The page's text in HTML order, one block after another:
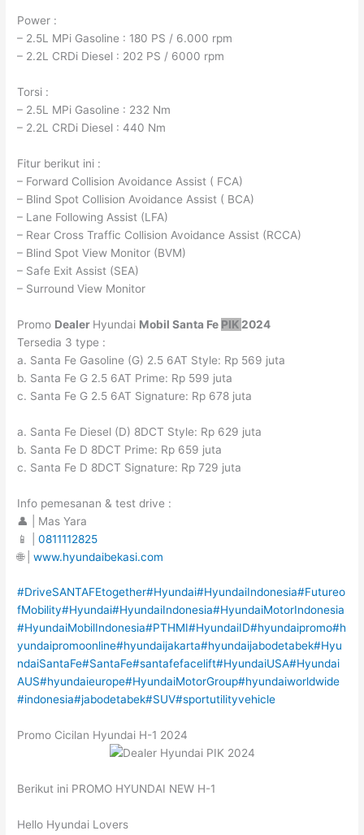
Power :
– 2.5L MPi Gasoline : 180 PS / 6.000 rpm
– 2.2L CRDi Diesel : 202 PS / 6000 rpm
Torsi :
– 2.5L MPi Gasoline : 232 Nm
– 2.2L CRDi Diesel : 440 Nm
Fitur berikut ini :
– Forward Collision Avoidance Assist ( FCA)
– Blind Spot Collision Avoidance Assist ( BCA)
– Lane Following Assist (LFA)
– Rear Cross Traffic Collision Avoidance Assist (RCCA)
– Blind Spot View Monitor (BVM)
– Safe Exit Assist (SEA)
– Surround View Monitor
Promo Dealer Hyundai Mobil Santa Fe PIK 2024
Tersedia 3 type :
a. Santa Fe Gasoline (G) 2.5 6AT Style: Rp 569 juta
b. Santa Fe G 2.5 6AT Prime: Rp 599 juta
c. Santa Fe G 2.5 6AT Signature: Rp 678 juta
a. Santa Fe Diesel (D) 8DCT Style: Rp 629 juta
b. Santa Fe D 8DCT Prime: Rp 659 juta
c. Santa Fe D 8DCT Signature: Rp 729 juta
Info pemesanan & test drive :
👤 | Mas Yara
📱 |0811112825
🌐 |www.hyundaibekasi.com
#DriveSANTAFEtogether#Hyundai#HyundaiIndonesia#Futureo
fMobility#Hyundai#HyundaiIndonesia#HyundaiMotorIndonesia
#HyundaiMobilIndonesia#PTHMI#HyundaiID#hyundaipromo#h
yundaipromoonline#hyundaijakarta#hyundaijabodetabek#Hyu
ndaiSantaFe#SantaFe#santafefacelift#HyundaiUSA#Hyundai
AUS#hyundaieurope#HyundaiMotorGroup#hyundaiworldwide
#indonesia#jabodetabek#SUV#sportutilityvehicle
Promo Cicilan Hyundai H-1 2024
Berikut ini PROMO HYUNDAI NEW H-1
Hello Hyundai Lovers